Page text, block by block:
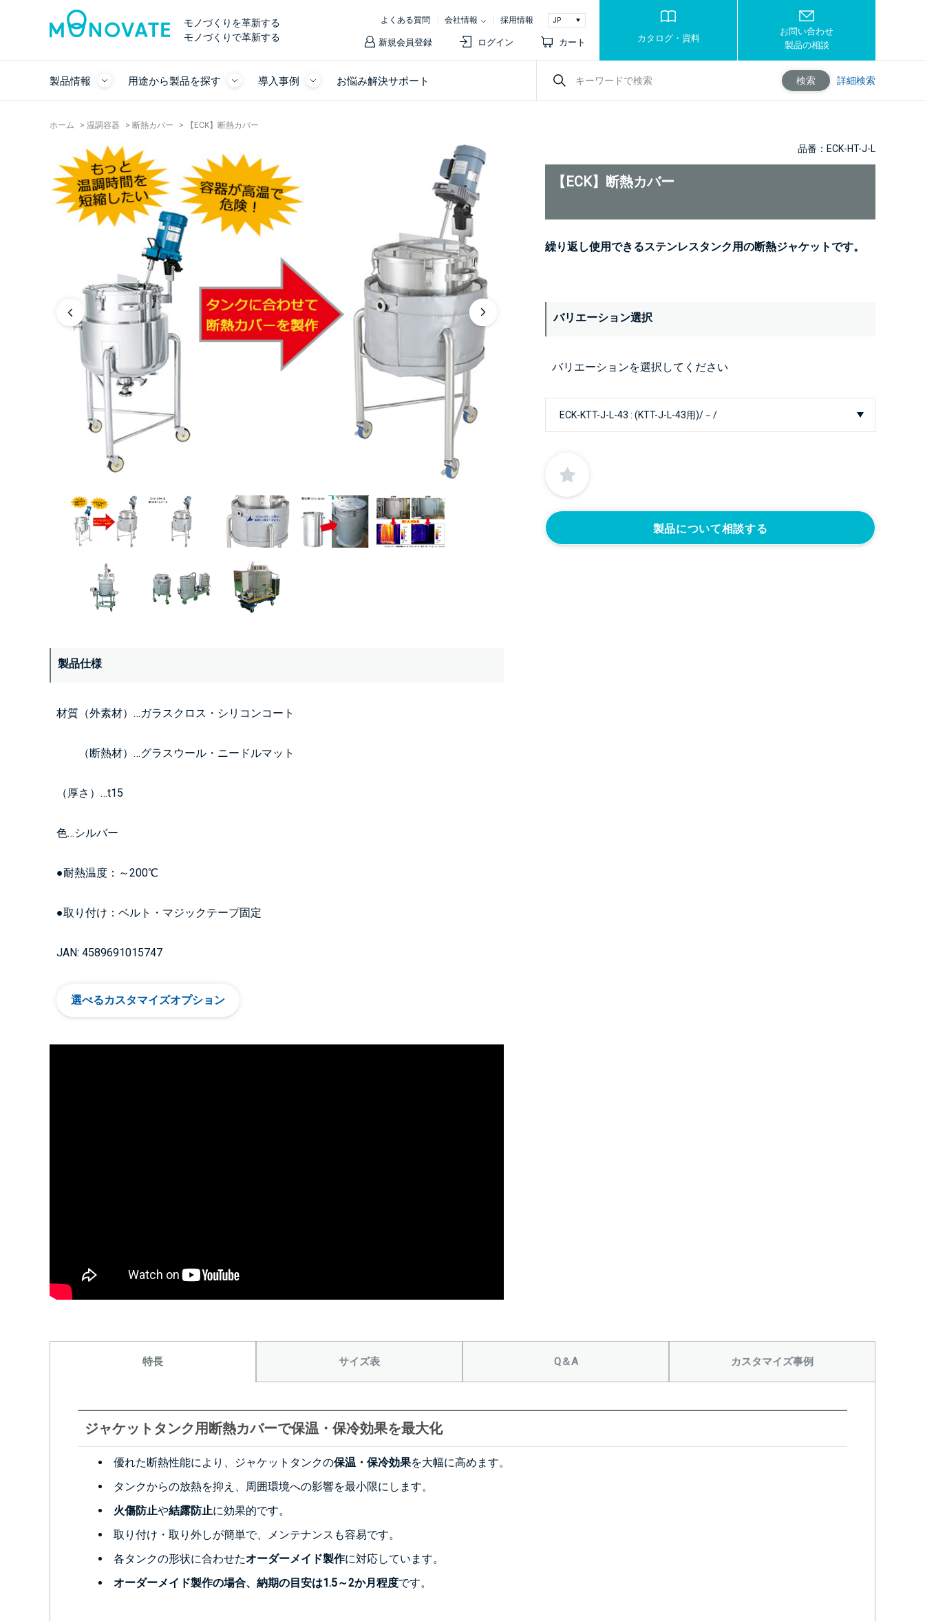
モノづくりを革新する
モノづくりで革新する
よくある質問 会社情報 採用情報
新規会員登録 ログイン カート カタログ・資料
お問い合わせ
製品の相談
製品情報 用途から製品を探す 導入事例 お悩み解決サポート 検索 詳細検索
ホーム > 温調容器 > 断熱カバー > 【ECK】断熱カバー
製品仕様
材質（外素材）…ガラスクロス・シリコンコート
（断熱材）…グラスウール・ニードルマット
（厚さ）…t15
色…シルバー
●耐熱温度：～200℃
●取り付け：ベルト・マジックテープ固定
JAN: 4589691015747
選べるカスタマイズオプション
品番：ECK-HT-J-L
【ECK】断熱カバー
繰り返し使用できるステンレスタンク用の断熱ジャケットです。
バリエーション選択
バリエーションを選択してください
製品について相談する
特長 サイズ表 Q＆A カスタマイズ事例
ジャケットタンク用断熱カバーで保温・保冷効果を最大化
優れた断熱性能により、ジャケットタンクの保温・保冷効果を大幅に高めます。
タンクからの放熱を抑え、周囲環境への影響を最小限にします。
火傷防止や結露防止に効果的です。
取り付け・取り外しが簡単で、メンテナンスも容易です。
各タンクの形状に合わせたオーダーメイド製作に対応しています。
オーダーメイド製作の場合、納期の目安は1.5～2か月程度です。